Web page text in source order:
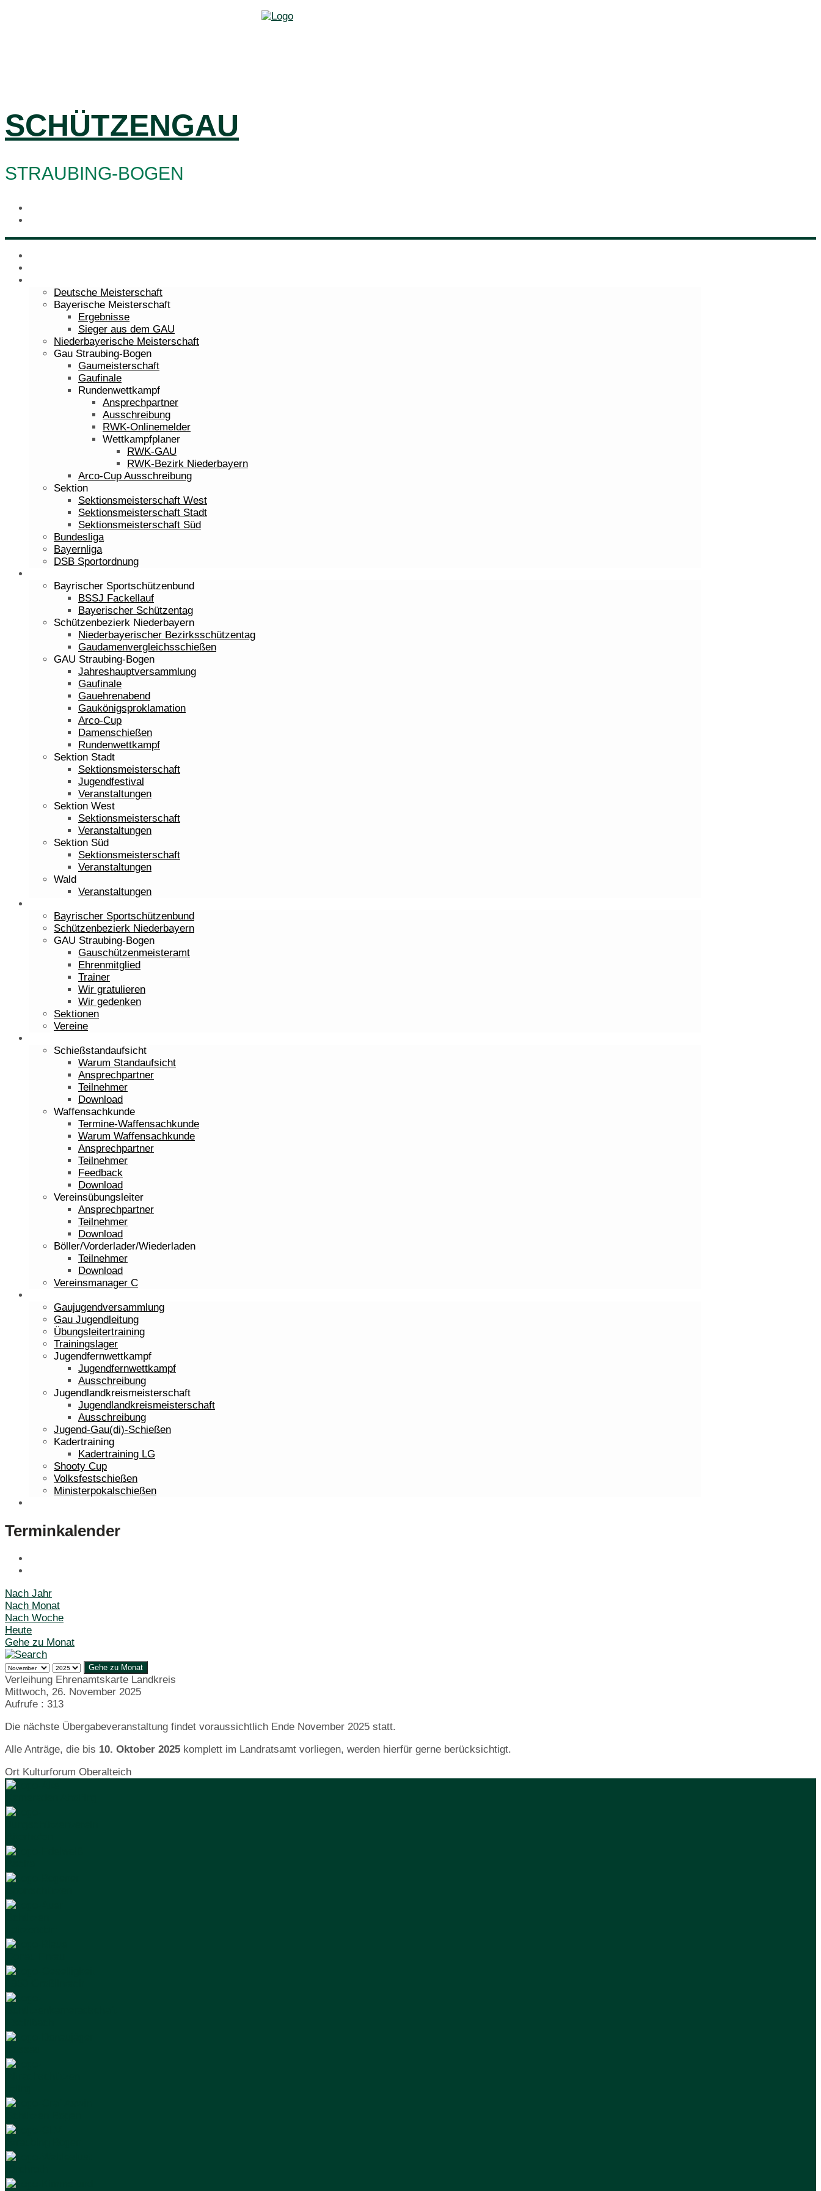
SCHÜTZENGAU
STRAUBING-BOGEN
Deutsche Meisterschaft
Bayerische Meisterschaft
Ergebnisse
Sieger aus dem GAU
Niederbayerische Meisterschaft
Gau Straubing-Bogen
Gaumeisterschaft
Gaufinale
Rundenwettkampf
Ansprechpartner
Ausschreibung
RWK-Onlinemelder
Wettkampfplaner
RWK-GAU
RWK-Bezirk Niederbayern
Arco-Cup Ausschreibung
Sektion
Sektionsmeisterschaft West
Sektionsmeisterschaft Stadt
Sektionsmeisterschaft Süd
Bundesliga
Bayernliga
DSB Sportordnung
Bayrischer Sportschützenbund
BSSJ Fackellauf
Bayerischer Schützentag
Schützenbezierk Niederbayern
Niederbayerischer Bezirksschützentag
Gaudamenvergleichsschießen
GAU Straubing-Bogen
Jahreshauptversammlung
Gaufinale
Gauehrenabend
Gaukönigsproklamation
Arco-Cup
Damenschießen
Rundenwettkampf
Sektion Stadt
Sektionsmeisterschaft
Jugendfestival
Veranstaltungen
Sektion West
Sektionsmeisterschaft
Veranstaltungen
Sektion Süd
Sektionsmeisterschaft
Veranstaltungen
Wald
Veranstaltungen
Bayrischer Sportschützenbund
Schützenbezierk Niederbayern
GAU Straubing-Bogen
Gauschützenmeisteramt
Ehrenmitglied
Trainer
Wir gratulieren
Wir gedenken
Sektionen
Vereine
Schießstandaufsicht
Warum Standaufsicht
Ansprechpartner
Teilnehmer
Download
Waffensachkunde
Termine-Waffensachkunde
Warum Waffensachkunde
Ansprechpartner
Teilnehmer
Feedback
Download
Vereinsübungsleiter
Ansprechpartner
Teilnehmer
Download
Böller/Vorderlader/Wiederladen
Teilnehmer
Download
Vereinsmanager C
Gaujugendversammlung
Gau Jugendleitung
Übungsleitertraining
Trainingslager
Jugendfernwettkampf
Jugendfernwettkampf
Ausschreibung
Jugendlandkreismeisterschaft
Jugendlandkreismeisterschaft
Ausschreibung
Jugend-Gau(di)-Schießen
Kadertraining
Kadertraining LG
Shooty Cup
Volksfestschießen
Ministerpokalschießen
Terminkalender
Nach Jahr
Nach Monat
Nach Woche
Heute
Gehe zu Monat
Gehe zu Monat
Verleihung Ehrenamtskarte Landkreis
Mittwoch, 26. November 2025
Aufrufe : 313
Die nächste Übergabeveranstaltung findet voraussichtlich Ende November 2025 statt.
Alle Anträge, die bis 10. Oktober 2025 komplett im Landratsamt vorliegen, werden hierfür gerne berücksichtigt.
Ort Kulturforum Oberalteich